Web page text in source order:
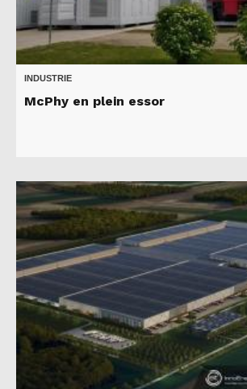
INDUSTRIE
McPhy en plein essor